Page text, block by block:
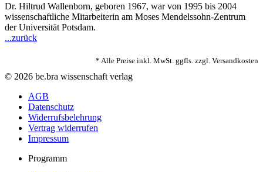
Dr. Hiltrud Wallenborn, geboren 1967, war von 1995 bis 2004
wissenschaftliche Mitarbeiterin am Moses Mendelssohn-Zentrum
der Universität Potsdam.
...zurück
* Alle Preise inkl. MwSt. ggfls. zzgl. Versandkosten
© 2026 be.bra wissenschaft verlag
AGB
Datenschutz
Widerrufsbelehrung
Vertrag widerrufen
Impressum
Programm